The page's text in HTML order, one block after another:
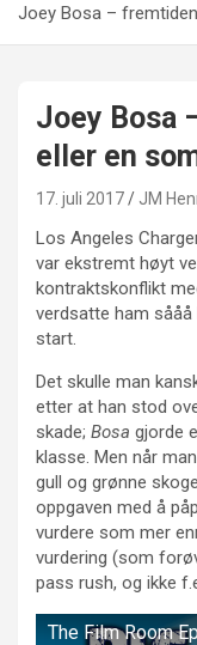
Joey Bosa –
Joey Bosa
eller en
17. juli 2017 JM
Los Angeles
var ekstremt høyt
kontraktskonflikt
verdsatte ham
start.
Det skulle man
etter at han stod
skade; Bosa gjorde
klasse. Men når
gull og grønne
oppgaven med å
vurdere som mer
vurdering (som
pass rush, og ikke
The Film Room